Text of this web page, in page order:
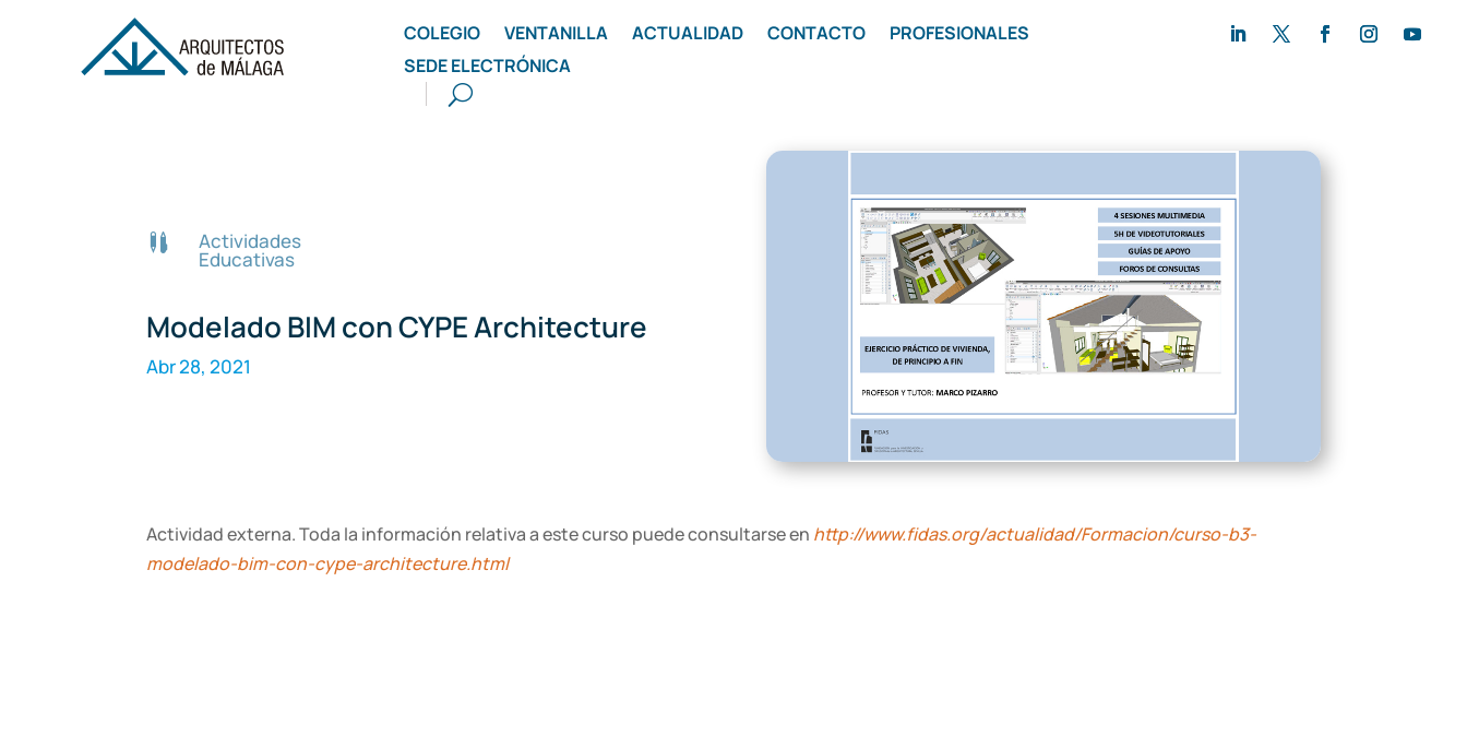
COLEGIO VENTANILLA ACTUALIDAD CONTACTO
PROFESIONALES
SEDE ELECTRÓNICA
 Actividades
Educativas
Modelado BIM con CYPE Architecture
Abr 28, 2021
Actividad externa. Toda la información relativa a este curso puede consultarse en http://www.fidas.org/actualidad/Formacion/curso-b3-
modelado-bim-con-cype-architecture.html